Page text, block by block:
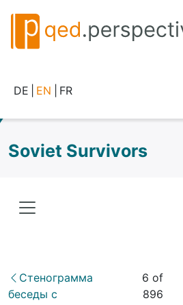
DE EN FR
Soviet Survivors
Стенограмма
беседы с
6 of
896